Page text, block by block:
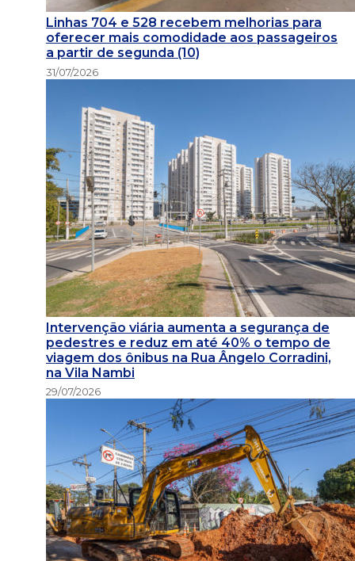
Linhas 704 e 528 recebem melhorias para
oferecer mais comodidade aos passageiros
a partir de segunda (10)
31/07/2026
Intervenção viária aumenta a segurança de
pedestres e reduz em até 40% o tempo de
viagem dos ônibus na Rua Ângelo Corradini,
na Vila Nambi
29/07/2026